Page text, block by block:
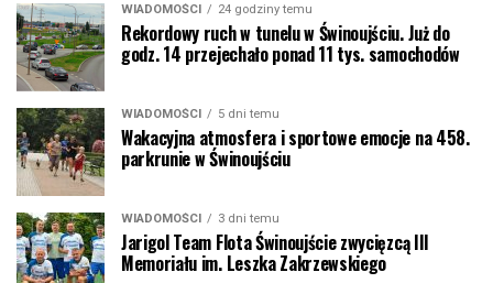
WIADOMOŚCI 24 godziny temu
Rekordowy ruch w tunelu w Świnoujściu. Już do
godz. 14 przejechało ponad 11 tys. samochodów
WIADOMOŚCI 5 dni temu
Wakacyjna atmosfera i sportowe emocje na 458.
parkrunie w Świnoujściu
WIADOMOŚCI 3 dni temu
Jarigol Team Flota Świnoujście zwycięzcą III
Memoriału im. Leszka Zakrzewskiego